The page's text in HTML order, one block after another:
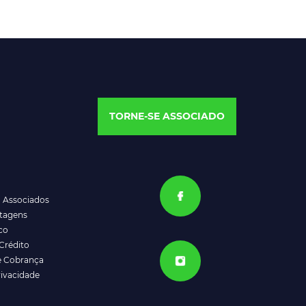
TORNE-SE ASSOCIADO
Associados
Cobrança